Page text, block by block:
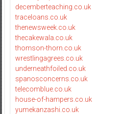
decemberteaching.co.uk
traceloans.co.uk
thenewsweek.co.uk
thecakewala.co.uk
thomson-thorn.co.uk
wrestlingagrees.co.uk
underneathfoiled.co.uk
spanosconcerns.co.uk
telecomblue.co.uk
house-of-hampers.co.uk
yumekanzashi.co.uk